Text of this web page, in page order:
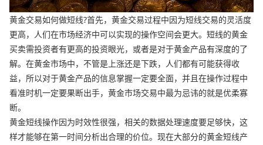
黄金交易如何做短线?首先，黄金交易过程中因为短线交易的灵活度
更高，人们在市场经济中可以实现的操作空间会更大。短线的黄金
买卖需投资者有更高的投资眼光，或者是对于黄金产品有深度的了
解。在黄金市场中，不管是上涨还是下跌，人们都有可能获得收
益，所以对于黄金产品的信息掌握一定要全面，并且在操作过程中
看准时机一定要果断出手，黄金市场交易中最为忌讳的就是优柔寡
断。
黄金短线操作因为时效性很强，相关的数据处理速度要足够快，这
样才能够在第一时间分析出合理的价位。现在大部分的黄金短线产